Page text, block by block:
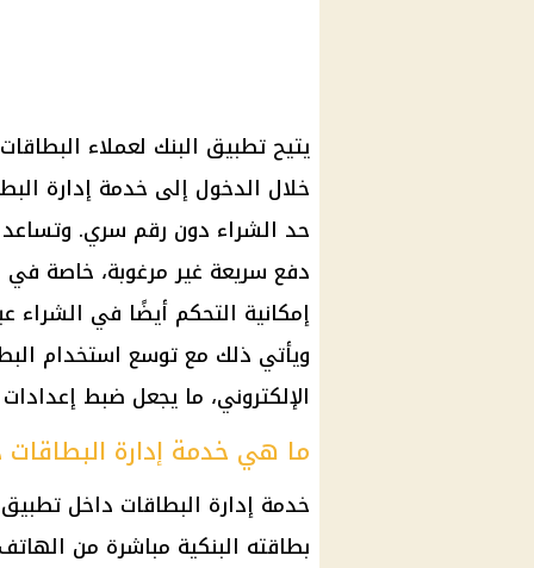
يتيح تطبيق البنك لعملاء
خلال الدخول إلى خدمة إدارة
حد الشراء دون رقم سري.
دفع سريعة غير مرغوبة، خاصة في
إمكانية التحكم أيضًا في الشراء
ويأتي ذلك مع توسع استخدام
الإلكتروني، ما يجعل ضبط
ما هي خدمة إدارة
خدمة إدارة البطاقات داخل
بطاقته البنكية مباشرة من